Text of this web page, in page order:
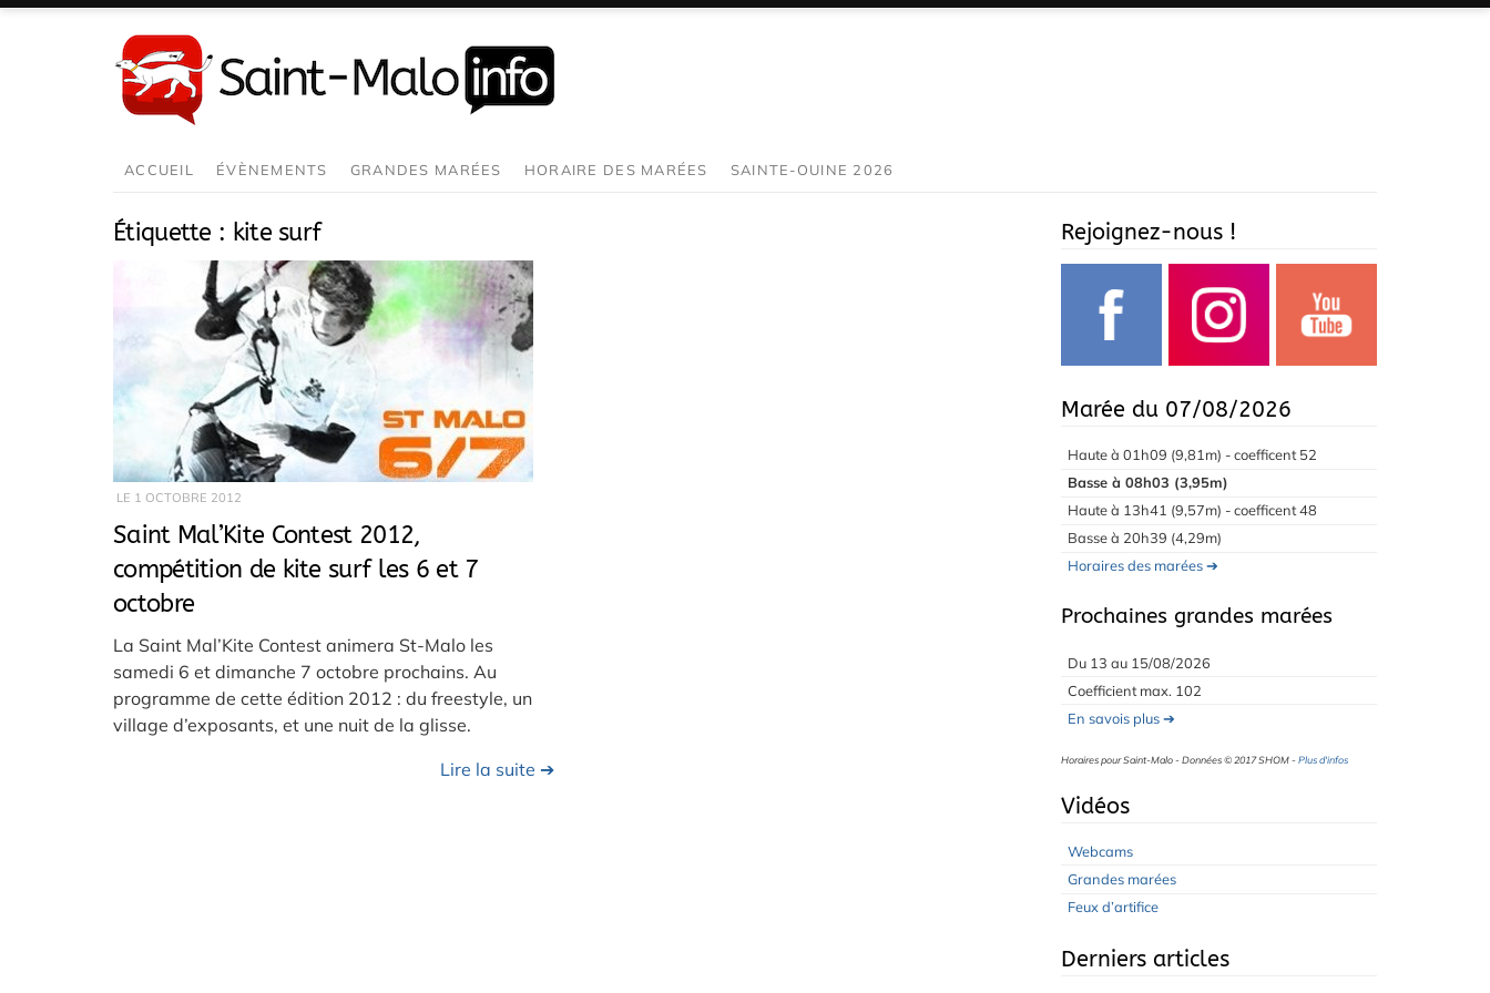
au
contenu
ACCUEIL ÉVÈNEMENTS GRANDES MARÉES HORAIRE DES MARÉES SAINTE-OUINE 2026
Étiquette : kite surf
LE 1 OCTOBRE 2012
Saint Mal’Kite Contest 2012,
compétition de kite surf les 6 et 7
octobre
La Saint Mal’Kite Contest animera St-Malo les
samedi 6 et dimanche 7 octobre prochains. Au
programme de cette édition 2012 : du freestyle, un
village d’exposants, et une nuit de la glisse.
Lire la suite ➔
Rejoignez-nous !
Marée du 07/08/2026
Haute à 01h09 (9,81m) - coefficent 52
Basse à 08h03 (3,95m)
Haute à 13h41 (9,57m) - coefficent 48
Basse à 20h39 (4,29m)
Horaires des marées ➔
Prochaines grandes marées
Du 13 au 15/08/2026
Coefficient max. 102
En savois plus ➔
Horaires pour Saint-Malo - Données © 2017 SHOM -Plus d'infos
Vidéos
Webcams
Grandes marées
Feux d’artifice
Derniers articles